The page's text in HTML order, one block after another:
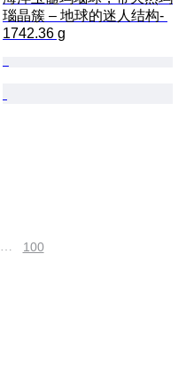
瑙晶簇 – 地球的迷人结构-
1742.36 g
… 100